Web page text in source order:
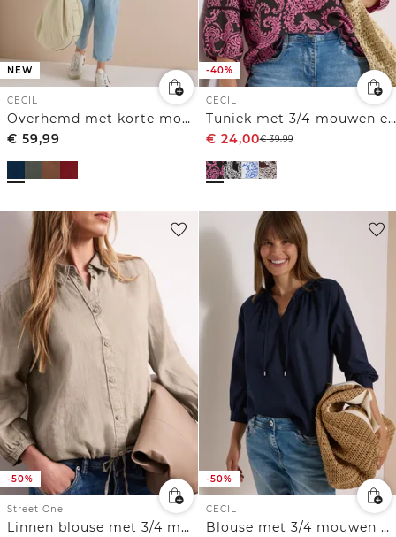
NEW
CECIL
Overhemd met korte mouwen in effen kleur
€ 59,99
-40%
CECIL
Tuniek met 3/4-mouwen en print
€ 24,00€39,99
-50%
Street One
Linnen blouse met 3/4 mouwen
-50%
CECIL
Blouse met 3/4 mouwen en gespleten hals in effen kleur